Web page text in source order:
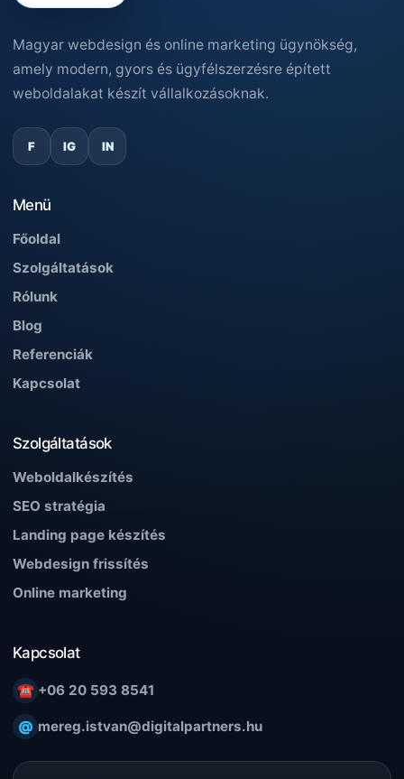
Magyar webdesign és online marketing ügynökség,
amely modern, gyors és ügyfélszerzésre épített
weboldalakat készít vállalkozásoknak.
F IG IN
Menü
Főoldal
Szolgáltatások
Rólunk
Blog
Referenciák
Kapcsolat
Szolgáltatások
Weboldalkészítés
SEO stratégia
Landing page készítés
Webdesign frissítés
Online marketing
Kapcsolat
☎ +06 20 593 8541
@ mereg.istvan@digitalpartners.hu